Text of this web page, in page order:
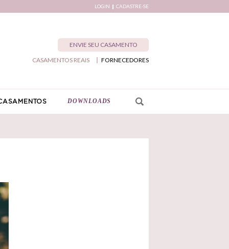
LOGIN CADASTRE-SE
ENVIE SEU CASAMENTO
FORNECEDORES
CASAMENTOS REAIS
DOWNLOADS